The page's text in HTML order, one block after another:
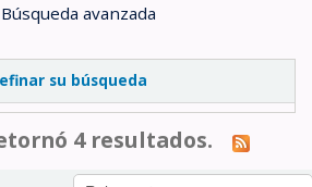
Búsqueda avanzada
su búsqueda
4 resultados.